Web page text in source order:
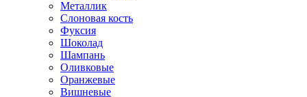
Металлик
Слоновая кость
Фуксия
Шоколад
Шампань
Оливковые
Оранжевые
Вишневые